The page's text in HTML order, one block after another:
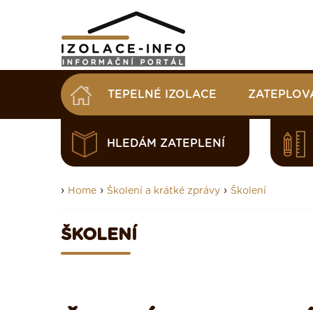
TEPELNÉ IZOLACE
HLEDÁM ZATEPLENÍ
› Home › Školení a krátké zprávy › Školení
ŠKOLENÍ